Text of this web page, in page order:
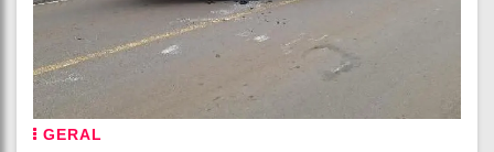
GERAL